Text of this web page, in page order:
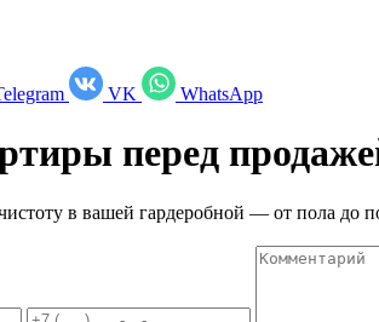
VK WhatsApp
перед
в вашей гардеробной — от пола до